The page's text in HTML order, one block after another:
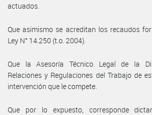
actuados.
Que asimismo se acreditan los recaudos
Ley N° 14.250 (t.o. 2004).
Que la Asesoría Técnico Legal de la
Relaciones y Regulaciones del Trabajo de
intervención que le compete.
Que por lo expuesto, corresponde